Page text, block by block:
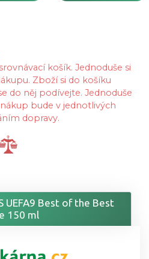
košík. Jednoduše si
Zboží si do košíku
do něj podívejte. Jednoduše
bude v jednotlivých
dopravy.
UEFA9 Best of the Best
150 ml